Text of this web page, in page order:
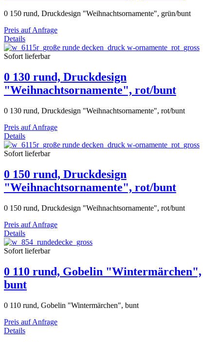
0 150 rund, Druckdesign "Weihnachtsornamente", grün/bunt
Preis auf Anfrage
Details
Sofort lieferbar
0 130 rund, Druckdesign
"Weihnachtsornamente", rot/bunt
0 130 rund, Druckdesign "Weihnachtsornamente", rot/bunt
Preis auf Anfrage
Details
Sofort lieferbar
0 150 rund, Druckdesign
"Weihnachtsornamente", rot/bunt
0 150 rund, Druckdesign "Weihnachtsornamente", rot/bunt
Preis auf Anfrage
Details
Sofort lieferbar
0 110 rund, Gobelin "Wintermärchen",
bunt
0 110 rund, Gobelin "Wintermärchen", bunt
Preis auf Anfrage
Details